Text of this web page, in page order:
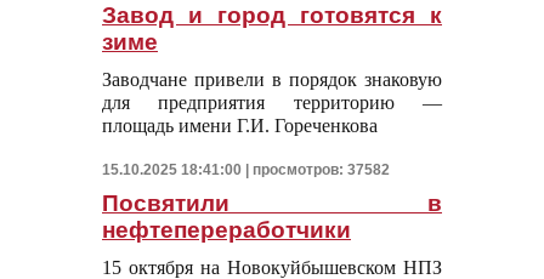
Завод и город готовятся к
зиме
Заводчане привели в порядок знаковую
для предприятия территорию —
площадь имени Г.И. Гореченкова
15.10.2025 18:41:00 | просмотров: 37582
Посвятили в
нефтепереработчики
15 октября на Новокуйбышевском НПЗ